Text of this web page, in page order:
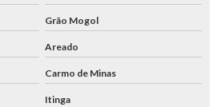
Grão Mogol
Areado
Carmo de Minas
Itinga